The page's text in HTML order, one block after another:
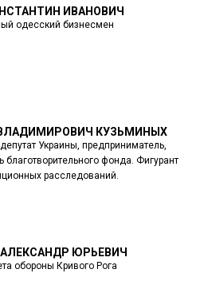
ИВАНОВИЧ
одесский бизнесмен
КУЗЬМИНЫХ
Украины, предприниматель,
благотворительного фонда. Фигурант
расследований.
ЮРЬЕВИЧ
обороны Кривого Рога